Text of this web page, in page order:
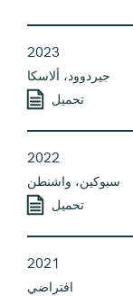
2023
جيردوود، ألاسكا
تحميل
2022
سبوكين، واشنطن
تحميل
2021
افتراضي